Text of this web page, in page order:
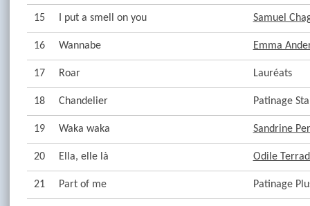
15 I put a smell on you Samuel
16 Wannabe Emma
17 Roar Lauréats
18 Chandelier Patinage
19 Waka waka Sandrine
20 Ella, elle là Odile
21 Part of me Patinage